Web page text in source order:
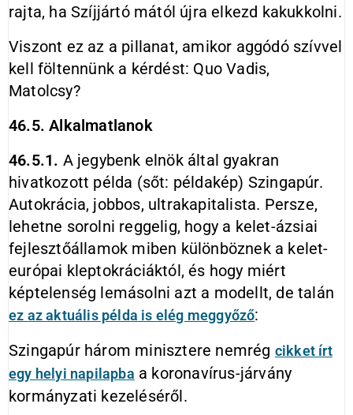
rajta, ha Szíjjártó mától újra elkezd kakukkolni.
Viszont ez az a pillanat, amikor aggódó szívvel
kell föltennünk a kérdést: Quo Vadis,
Matolcsy?
46.5. Alkalmatlanok
46.5.1. A jegybenk elnök által gyakran
hivatkozott példa (sőt: példakép) Szingapúr.
Autokrácia, jobbos, ultrakapitalista. Persze,
lehetne sorolni reggelig, hogy a kelet-ázsiai
fejlesztőállamok miben különböznek a kelet-
európai kleptokráciáktól, és hogy miért
képtelenség lemásolni azt a modellt, de talán
ez az aktuális példa is elég meggyőző:
Szingapúr három minisztere nemrég cikket írt
egy helyi napilapba a koronavírus-járvány
kormányzati kezeléséről.